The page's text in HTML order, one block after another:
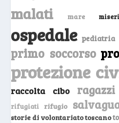
malati mare
ospedale pediatria
primo soccorso
protezione
raccolta cibo ragazzi
rifugiati
rifugio
storie di volontariato toscano